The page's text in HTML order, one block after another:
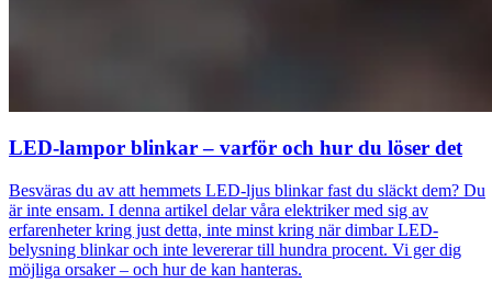
LED-lampor blinkar – varför och hur du löser det
Besväras du av att hemmets LED-ljus blinkar fast du släckt dem? Du
är inte ensam. I denna artikel delar våra elektriker med sig av
erfarenheter kring just detta, inte minst kring när dimbar LED-
belysning blinkar och inte levererar till hundra procent. Vi ger dig
möjliga orsaker – och hur de kan hanteras.